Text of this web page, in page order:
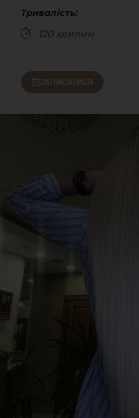
Тривалість:
120 хвилин
ЗАПИСАТИСЯ